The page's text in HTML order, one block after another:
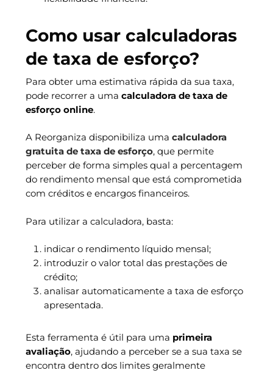
Como usar calculadoras
de taxa de esforço?
Para obter uma estimativa rápida da sua taxa,
pode recorrer a uma calculadora de taxa de
esforço online.
A Reorganiza disponibiliza uma calculadora
gratuita de taxa de esforço, que permite
perceber de forma simples qual a percentagem
do rendimento mensal que está comprometida
com créditos e encargos financeiros.
Para utilizar a calculadora, basta:
indicar o rendimento líquido mensal;
introduzir o valor total das prestações de
crédito;
analisar automaticamente a taxa de esforço
apresentada.
Esta ferramenta é útil para uma primeira
avaliação, ajudando a perceber se a sua taxa se
encontra dentro dos limites geralmente